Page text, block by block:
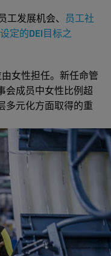
工发展机会、
员工社
定的DEI目标之
女性担任。新任命管
会成员中女性比例超
多元化方面取得的重